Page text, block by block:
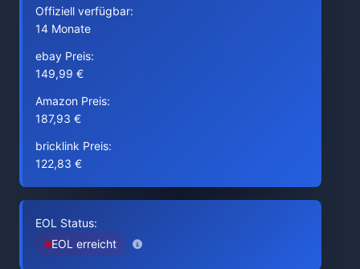
Offiziell verfügbar:
14 Monate
ebay Preis:
149,99 €
Amazon Preis:
187,93 €
bricklink Preis:
122,83 €
EOL Status:
EOL erreicht